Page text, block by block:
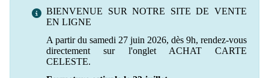
BIENVENUE SUR NOTRE SITE DE VENTE
EN LIGNE
A partir du samedi 27 juin 2026, dès 9h, rendez-vous
directement sur l'onglet ACHAT CARTE
CELESTE.